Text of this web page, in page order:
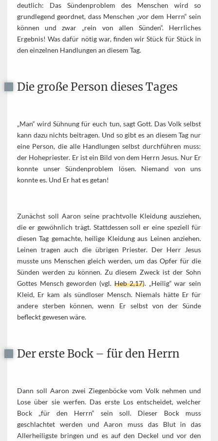
deutlich: Das Sündenproblem des Menschen wird so
grundlegend geordnet, dass Menschen „vor dem Herrn“ sein
können und zwar „rein von allen Sünden“. Herrliches
Ergebnis! Was dafür nötig war, finden wir Stück für Stück in
den einzelnen Handlungen an diesem Tag.
Die große Person dieses Tages
„Man“ wird Sühnung für euch tun, sagt Gott. Das Volk selbst
kann dazu nichts beitragen. Und so gibt es an diesem Tag nur
eine Person, die alle Handlungen selbst durchführen muss:
der Hohepriester. Er ist ein Bild von dem Herrn Jesus. Nur Er
konnte unser Sündenproblem lösen. Niemand von uns
konnte es. Und Er hat es getan!
Zunächst soll Aaron seine prachtvolle Kleidung ausziehen,
die er gewöhnlich trägt. Stattdessen soll er eine speziell für
diesen Tag gemachte, heilige Kleidung aus Leinen anziehen.
Leinen tragen auch die übrigen Priester. Der Herr Jesus
musste uns Menschen gleich werden, um das Opfer für die
Sünden werden zu können. Zu diesem Zweck ist der Sohn
Gottes Mensch geworden (vgl. Heb 2,17). „Heilig“ war sein
Kleid, Er kam als sündloser Mensch. Niemals hätte Er für
andere sterben können, wenn Er selbst von der Sünde
befleckt gewesen wäre.
Der erste Bock – für den Herrn
Dann soll Aaron zwei Ziegenböcke vom Volk nehmen und
Lose über sie werfen. Das erste Los entscheidet, welcher
Bock „für den Herrn“ sein soll. Dieser Bock muss
geschlachtet werden und Aaron muss das Blut in das
Allerheiligste bringen und es auf den Deckel und vor den